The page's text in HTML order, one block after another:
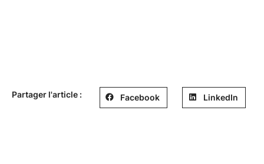
Partager l'article : Facebook LinkedIn